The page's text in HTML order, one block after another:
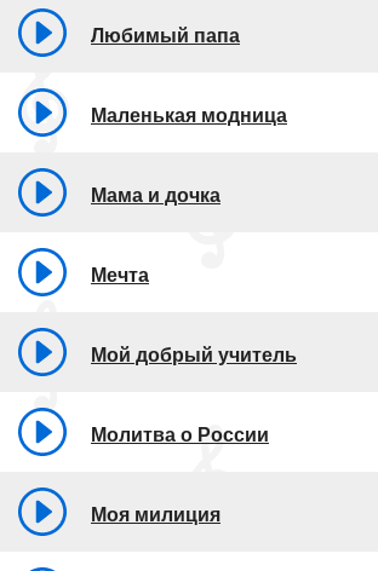
Любимый папа
Маленькая модница
Мама и дочка
Мечта
Мой добрый учитель
Молитва о России
Моя милиция